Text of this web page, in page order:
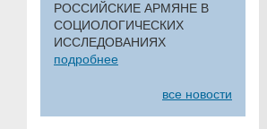
РОССИЙСКИЕ АРМЯНЕ В
СОЦИОЛОГИЧЕСКИХ
ИССЛЕДОВАНИЯХ
подробнее
все новости